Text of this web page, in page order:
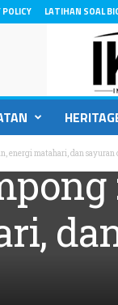
LATIHAN SOAL
energi matahari, dan